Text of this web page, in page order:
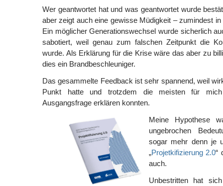
Wer geantwortet hat und was geantwortet wurde
aber zeigt auch eine gewisse Müdigkeit – zumindest
Ein möglicher Generationswechsel wurde sicherlich
sabotiert, weil genau zum falschen Zeitpunkt die
wurde. Als Erklärung für die Krise wäre das aber zu
dies ein Brandbeschleuniger.
Das gesammelte Feedback ist sehr spannend, weil
Punkt hatte und trotzdem die meisten für
Ausgangsfrage erklären konnten.
Meine Hypothese
ungebrochen
sogar mehr denn je
„Projetkifizierung 2.0“
auch.
Unbestritten hat